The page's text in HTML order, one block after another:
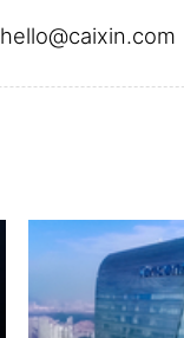
hello@caixin.com